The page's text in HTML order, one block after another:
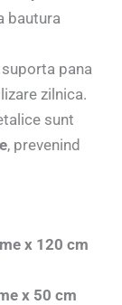
bautura
pana
zilnica.
sunt
, prevenind
x 120 cm
x 50 cm